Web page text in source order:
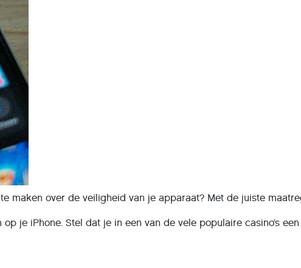
maken over de veiligheid van je apparaat? Met de juiste
je iPhone. Stel dat je in een van de vele populaire casino’s